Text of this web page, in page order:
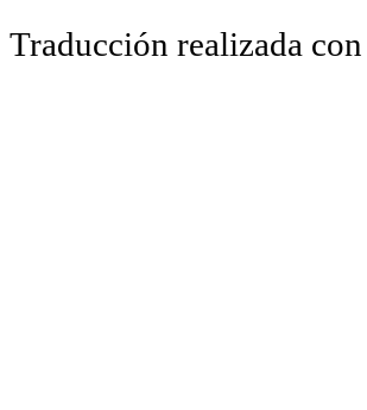
Traducción realizada